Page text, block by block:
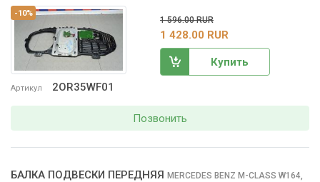
-10%
Артикул 2OR35WF01
1 596.00 RUR
1 428.00 RUR
Купить
Позвонить
БАЛКА ПОДВЕСКИ ПЕРЕДНЯЯ MERCEDES BENZ M-CLASS W164,